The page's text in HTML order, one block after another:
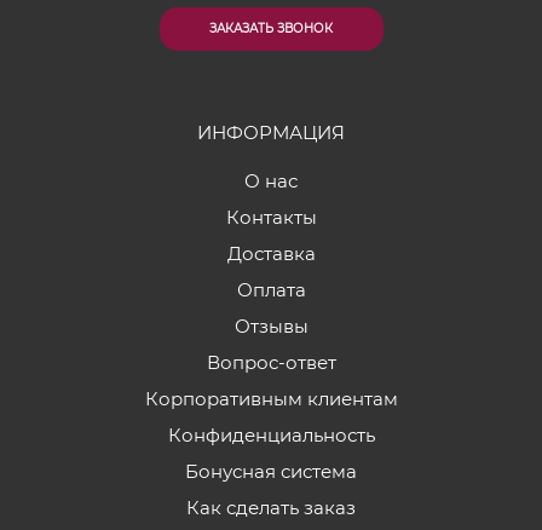
ЗАКАЗАТЬ ЗВОНОК
ИНФОРМАЦИЯ
О нас
Контакты
Доставка
Оплата
Отзывы
Вопрос-ответ
Корпоративным клиентам
Конфиденциальность
Бонусная система
Как сделать заказ